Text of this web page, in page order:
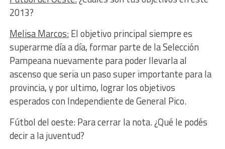
2013?
Melisa Marcos:El objetivo principal siempre es
superarme día a día, formar parte de la Selección
Pampeana nuevamente para poder llevarla al
ascenso que seria un paso super importante para la
provincia, y por ultimo, lograr los objetivos
esperados con Independiente de General Pico.
Fútbol del oeste: Para cerrar la nota. ¿Qué le podés
decir a la juventud?